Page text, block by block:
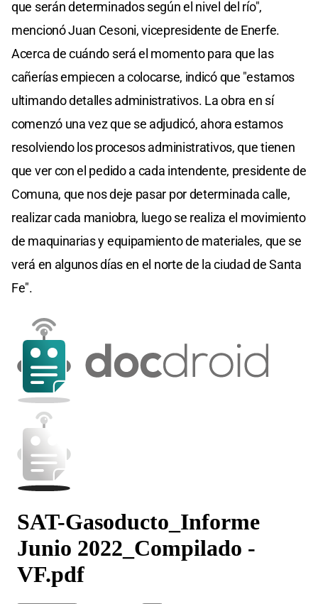
que serán determinados según el nivel del río",
mencionó Juan Cesoni, vicepresidente de Enerfe.
Acerca de cuándo será el momento para que las
cañerías empiecen a colocarse, indicó que "estamos
ultimando detalles administrativos. La obra en sí
comenzó una vez que se adjudicó, ahora estamos
resolviendo los procesos administrativos, que tienen
que ver con el pedido a cada intendente, presidente de
Comuna, que nos deje pasar por determinada calle,
realizar cada maniobra, luego se realiza el movimiento
de maquinarias y equipamiento de materiales, que se
verá en algunos días en el norte de la ciudad de Santa
Fe".